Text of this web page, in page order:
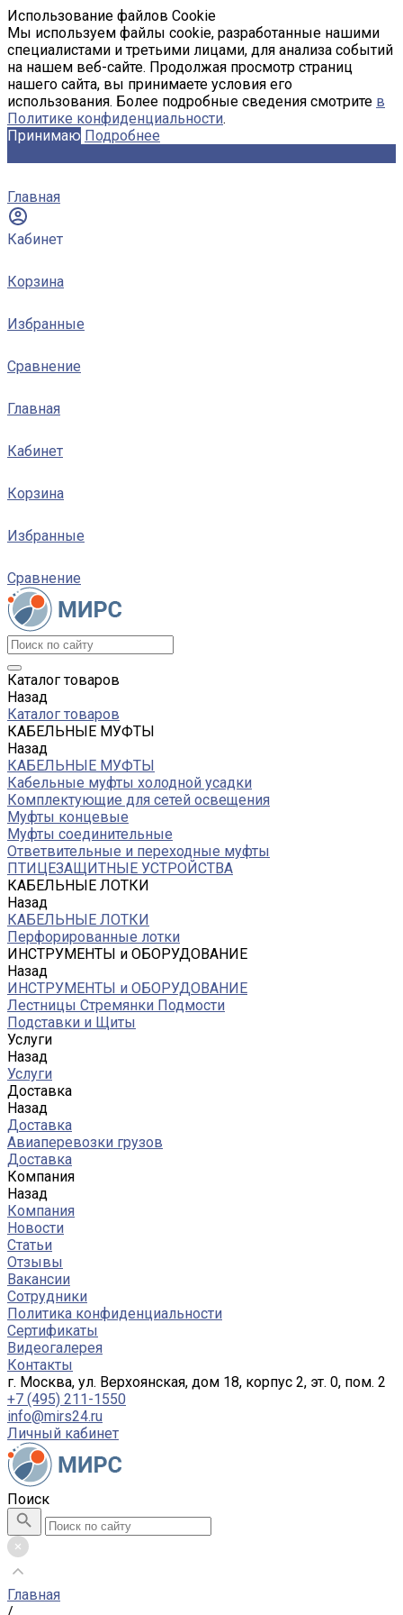
Использование файлов Cookie
Мы используем файлы cookie, разработанные нашими
специалистами и третьими лицами, для анализа событий
на нашем веб-сайте. Продолжая просмотр страниц
нашего сайта, вы принимаете условия его
использования. Более подробные сведения смотрите в
Политике конфиденциальности.
Принимаю Подробнее
Главная
Кабинет
Корзина
Избранные
Сравнение
Главная
Кабинет
Корзина
Избранные
Сравнение
Каталог товаров
Назад
Каталог товаров
КАБЕЛЬНЫЕ МУФТЫ
Назад
КАБЕЛЬНЫЕ МУФТЫ
Кабельные муфты холодной усадки
Комплектующие для сетей освещения
Муфты концевые
Муфты соединительные
Ответвительные и переходные муфты
ПТИЦЕЗАЩИТНЫЕ УСТРОЙСТВА
КАБЕЛЬНЫЕ ЛОТКИ
Назад
КАБЕЛЬНЫЕ ЛОТКИ
Перфорированные лотки
ИНСТРУМЕНТЫ и ОБОРУДОВАНИЕ
Назад
ИНСТРУМЕНТЫ и ОБОРУДОВАНИЕ
Лестницы Стремянки Подмости
Подставки и Щиты
Услуги
Назад
Услуги
Доставка
Назад
Доставка
Авиаперевозки грузов
Доставка
Компания
Назад
Компания
Новости
Статьи
Отзывы
Вакансии
Сотрудники
Политика конфиденциальности
Сертификаты
Видеогалерея
Контакты
г. Москва, ул. Верхоянская, дом 18, корпус 2, эт. 0, пом. 2
+7 (495) 211-1550
info@mirs24.ru
Личный кабинет
Поиск
Главная